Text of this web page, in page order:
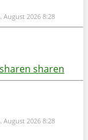
2026 8:28
sharen sharen
2026 8:28